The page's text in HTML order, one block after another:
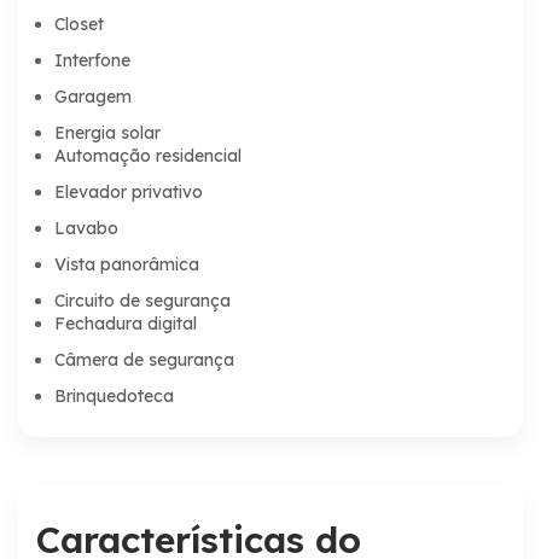
Closet
Interfone
Garagem
Energia solar
Automação residencial
Elevador privativo
Lavabo
Vista panorâmica
Circuito de segurança
Fechadura digital
Câmera de segurança
Brinquedoteca
Características do